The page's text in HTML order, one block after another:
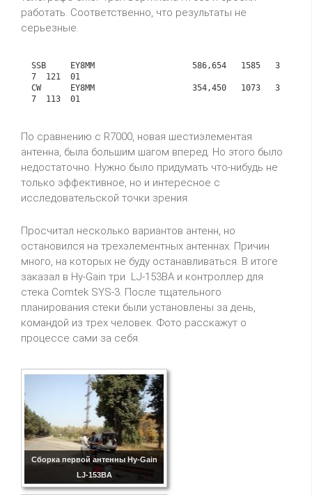
работать. Соответственно, что результаты не
серьезные.
SSB     EY8MM                    586,654   1585   3
7  121  01
CW      EY8MM                    354,450   1073   3
7  113  01
По сравнению с R7000, новая шестиэлементая
антенна, была большим шагом вперед. Но этого было
недостаточно. Нужно было придумать что-нибудь не
только эффективное, но и интересное с
исследовательской точки зрения.
Просчитал несколько вариантов антенн, но
остановился на трехэлементных антеннах. Причин
много, на которых не буду останавливаться. В итоге
заказал в Hy-Gain три LJ-153BA и контроллер для
стека Comtek SYS-3. После тщательного
планирования стеки были установлены за день,
командой из трех человек. Фото расскажут о
процессе сами за себя.
Сборка первой антенны Hy-Gain
LJ-153BA